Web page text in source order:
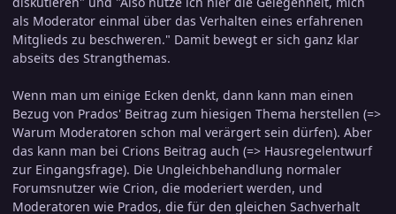
als Moderator einmal über das Verhalten eines erfahrenen
Mitglieds zu beschweren." Damit bewegt er sich ganz klar
abseits des Strangthemas.
Wenn man um einige Ecken denkt, dann kann man einen
Bezug von Prados' Beitrag zum hiesigen Thema herstellen (=>
Warum Moderatoren schon mal verärgert sein dürfen). Aber
das kann man bei Crions Beitrag auch (=> Hausregelentwurf
zur Eingangsfrage). Die Ungleichbehandlung normaler
Forumsnutzer wie Crion, die moderiert werden, und
Moderatoren wie Prados, die für den gleichen Sachverhalt